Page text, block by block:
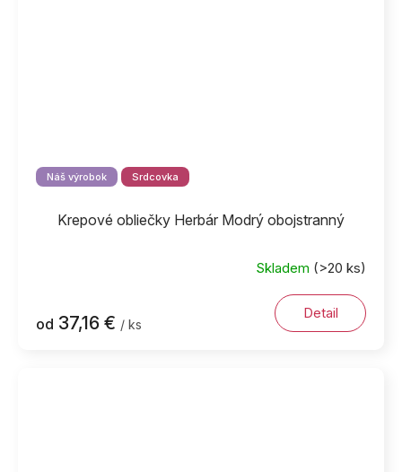
Náš výrobok Srdcovka
Krepové obliečky Herbár Modrý obojstranný
Skladem (>20 ks)
od 37,16 € / ks
Detail